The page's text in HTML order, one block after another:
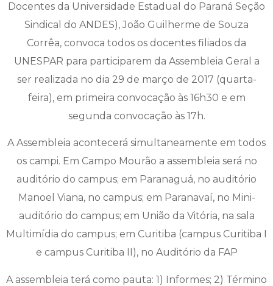
Docentes da Universidade Estadual do Paraná Seção
Sindical do ANDES), João Guilherme de Souza
Corrêa, convoca todos os docentes filiados da
UNESPAR para participarem da Assembleia Geral a
ser realizada no dia 29 de março de 2017 (quarta-
feira), em primeira convocação às 16h30 e em
segunda convocação às 17h.
A Assembleia acontecerá simultaneamente em todos
os campi. Em Campo Mourão a assembleia será no
auditório do campus; em Paranaguá, no auditório
Manoel Viana, no campus; em Paranavaí, no Mini-
auditório do campus; em União da Vitória, na sala
Multimídia do campus; em Curitiba (campus Curitiba I
e campus Curitiba II), no Auditório da FAP
A assembleia terá como pauta: 1) Informes; 2) Término